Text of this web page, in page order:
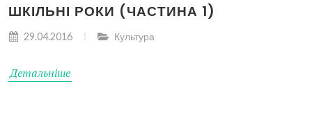
ШКІЛЬНІ РОКИ (ЧАСТИНА 1)
29.04.2016 Культура
Детальніше